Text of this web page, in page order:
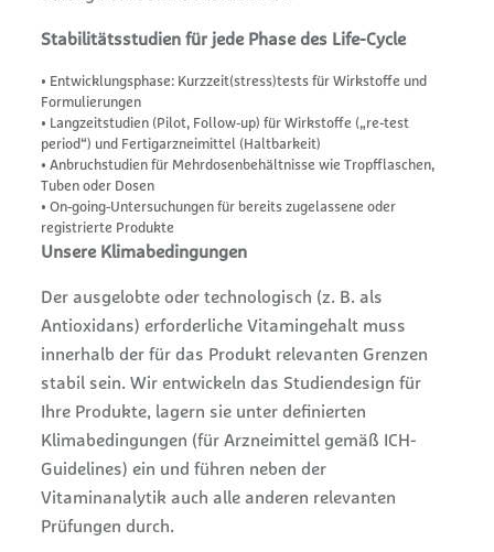
Stabilitätsstudien für jede Phase des Life-Cycle
• Entwicklungsphase: Kurzzeit(stress)tests für Wirkstoffe und
Formulierungen
• Langzeitstudien (Pilot, Follow-up) für Wirkstoffe („re-test
period“) und Fertigarzneimittel (Haltbarkeit)
• Anbruchstudien für Mehrdosenbehältnisse wie Tropfflaschen,
Tuben oder Dosen
• On-going-Untersuchungen für bereits zugelassene oder
registrierte Produkte
Unsere Klimabedingungen
Der ausgelobte oder technologisch (z. B. als
Antioxidans) erforderliche Vitamingehalt muss
innerhalb der für das Produkt relevanten Grenzen
stabil sein. Wir entwickeln das Studiendesign für
Ihre Produkte, lagern sie unter definierten
Klimabedingungen (für Arzneimittel gemäß ICH-
Guidelines) ein und führen neben der
Vitaminanalytik auch alle anderen relevanten
Prüfungen durch.